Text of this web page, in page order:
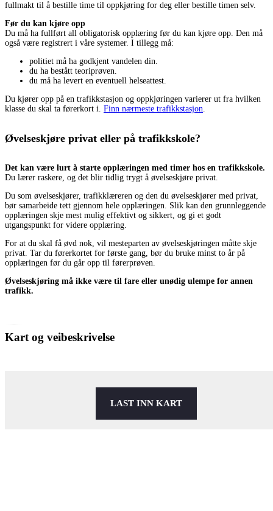
fullmakt til å bestille time til oppkjøring for deg eller bestille timen selv.
Før du kan kjøre opp
Du må ha fullført all obligatorisk opplæring før du kan kjøre opp. Den må
også være registrert i våre systemer. I tillegg må:
politiet må ha godkjent vandelen din.
du ha bestått teoriprøven.
du må ha levert en eventuell helseattest.
Du kjører opp på en trafikkstasjon og oppkjøringen varierer ut fra hvilken
klasse du skal ta førerkort i. Finn nærmeste trafikkstasjon
Øvelseskjøre privat eller på trafikkskole?
Det kan være lurt å starte opplæringen med timer hos en trafikkskole.
Du lærer raskere, og det blir tidlig trygt å øvelseskjøre privat.
Du som øvelseskjører, trafikklæreren og den du øvelseskjører med privat,
bør samarbeide tett gjennom hele opplæringen. Slik kan den grunnleggende
opplæringen skje mest mulig effektivt og sikkert, og gi et godt
utgangspunkt for videre opplæring.
For at du skal få øvd nok, vil mesteparten av øvelseskjøringen måtte skje
privat. Tar du førerkortet for første gang, bør du bruke minst to år på
opplæringen før du går opp til førerprøven.
Øvelseskjøring må ikke være til fare eller unødig ulempe for annen
trafikk.
Kart og veibeskrivelse
LAST INN KART